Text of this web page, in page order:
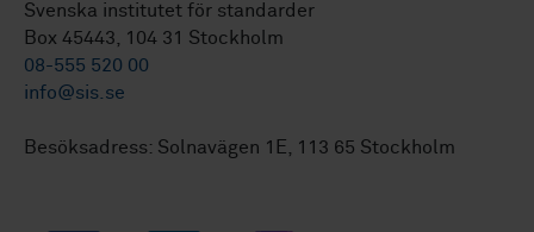
Svenska institutet för standarder
Box 45443, 104 31 Stockholm
08-555 520 00
info@sis.se
Besöksadress: Solnavägen 1E, 113 65 Stockholm